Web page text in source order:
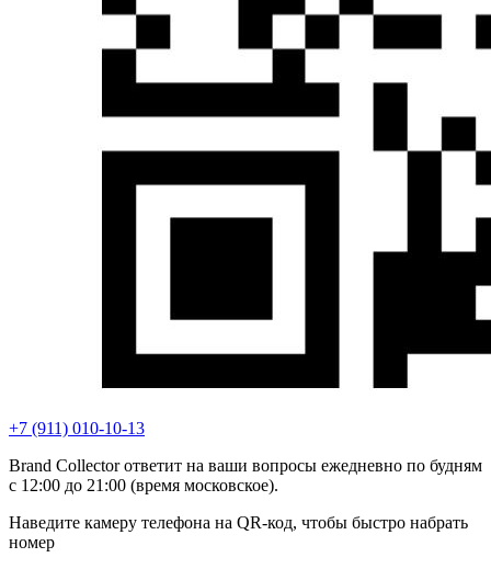
+7 (911) 010-10-13
Brand Collector ответит на ваши вопросы ежедневно по будням
с 12:00 до 21:00 (время московское).
Наведите камеру телефона на QR-код, чтобы быстро набрать
номер